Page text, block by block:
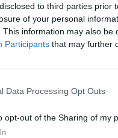
to third parties prior
of your personal
This information may also
Participants that may further
Data Processing Opt Outs
opt-out of the Sharing of my
contratto invece
l'agente
potrebbe
(Atletico
Juventus-Lazio: è
fastidioso
per squalifica,
Rudy